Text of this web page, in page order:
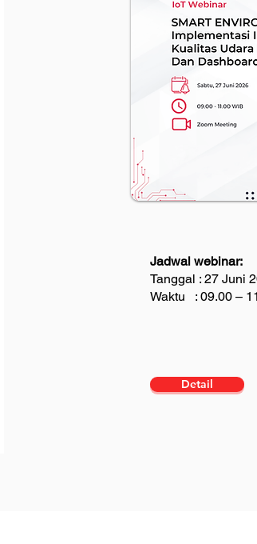
Jadwal webinar:
Tanggal : 27 Juni
Waktu : 09.00 –
Detail